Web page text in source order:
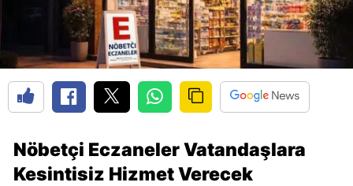
Nöbetçi Eczaneler Vatandaşlara
Kesintisiz Hizmet Verecek